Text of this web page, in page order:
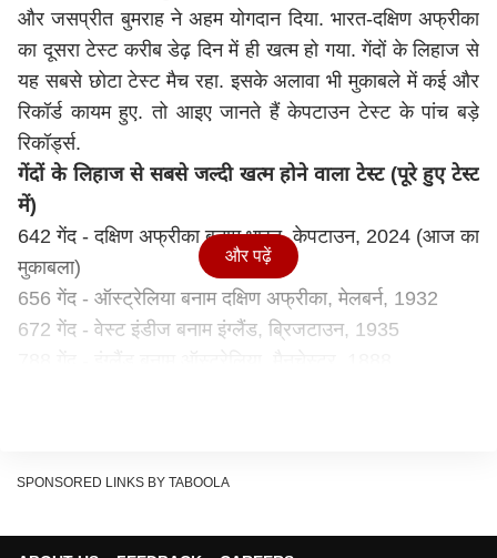
और जसप्रीत बुमराह ने अहम योगदान दिया. भारत-दक्षिण अफ्रीका
का दूसरा टेस्ट करीब डेढ़ दिन में ही खत्म हो गया. गेंदों के लिहाज से
यह सबसे छोटा टेस्ट मैच रहा. इसके अलावा भी मुकाबले में कई और
रिकॉर्ड कायम हुए. तो आइए जानते हैं केपटाउन टेस्ट के पांच बड़े
रिकॉर्ड्स.
गेंदों के लिहाज से सबसे जल्दी खत्म होने वाला टेस्ट (पूरे हुए टेस्ट
में)
642 गेंद - दक्षिण अफ्रीका बनाम भारत, केपटाउन, 2024 (आज का
मुकाबला)
656 गेंद - ऑस्ट्रेलिया बनाम दक्षिण अफ्रीका, मेलबर्न, 1932
672 गेंद - वेस्ट इंडीज बनाम इंग्लैंड, ब्रिजटाउन, 1935
जीता. वहीं केपटाउन में ये भारत की पहली टेस्ट जीत रही. टीम
और पढ़ें
SPONSORED LINKS BY TABOOLA